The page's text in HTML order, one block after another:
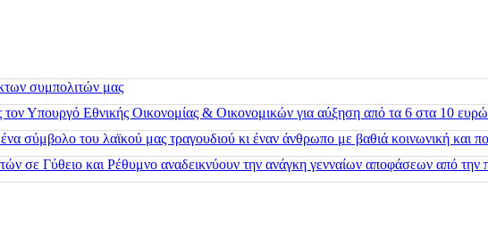
συμπολιτών μας
τον Υπουργό Εθνικής Οικονομίας & Οικονομικών για αύξηση από τα 6 στα 10
σύμβολο του λαϊκού μας τραγουδιού κι έναν άνθρωπο με βαθιά κοινωνική και
σε Γύθειο και Ρέθυμνο αναδεικνύουν την ανάγκη γενναίων αποφάσεων από την